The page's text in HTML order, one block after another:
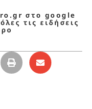
στο google
τις ειδήσεις